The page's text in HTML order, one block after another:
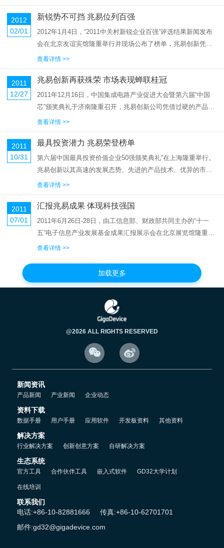
2012
02/01
新锐势不可挡 兆易位列百强
2012年1月4日，“2011中关村新锐企业百强”评选结果新闻发布
会在北京友谊宾馆隆重举行并现场公布了榜单，兆易创新凭借
品牌影响力及企业综合实力顺利通过层层评选，荣登榜单。
进行...
查看详情 >>
2011
12/27
兆易创新再获殊荣 市场表现蝉联桂冠
2011年12月16日，中国集成电路产业促进大会暨第六届“中国
芯”颁奖典礼于济南隆重召开，兆易创新公司凭借过硬的产品质
量、优异的市场表现及一流的品牌影响力，再次摘下“最佳市场
年，兆易...
查看详情 >>
2011
10/31
最具投资潜力 兆易荣登榜单
第六届中国最具投资价值企业50强颁奖典礼”在上海隆重举行。
兆易创新以其高速的发展态势、先进的产品技术、优异的市场
表现及良好的营收状况，博得了评委的一致青睐，从海选企业
此次颁奖典礼。本年度...
查看详情 >>
2011
07/01
汇报兆易成果 体现科技强国
2011年6月26日-28日，由工信息部、财政部共同主办的“十一
五”电子信息产业发展基金成果汇报展示会在北京展览馆隆重举
办。会议主题是“创新引领、融和发展，提升产业核心竞争力”，
查看详情 >>
加载更多
@2026 ALL RIGHTS RESERVED
 
新闻资讯
产品新闻 产业新闻 企业动态
资料下载
数据手册 用户手册 应用软件 开发板资料 其他资料
解决方案
行业解决方案 创新创意方案 自研解决方案
生态系统
官方工具 合作伙伴工具 嵌入式软件 GD32大学计划
在线培训
联系我们
电话:+86-10-82881666
传真:+86-10-62701701
邮件:gd32@gigadevice.com